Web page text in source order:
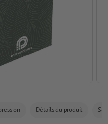
Détails du produit